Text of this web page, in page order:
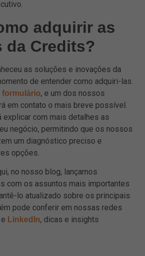
adquirir as
da Credits?
as soluções e inovações da
de entender como adquiri-las.
formulário, e um dos nossos
em contato o mais breve possível.
explicar com mais detalhes as
negócio, permitindo que os nossos
um diagnóstico preciso e
opções.
no nosso blog, lançamos
com os assuntos mais importantes
lo atualizado sobre os principais
pode conferir em nossas redes
e LinkedIn, dicas e insights